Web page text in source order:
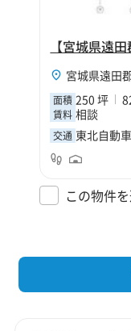
宮城県遠田
面積 250 坪
賃料 相談
交通 東北自動
この物件